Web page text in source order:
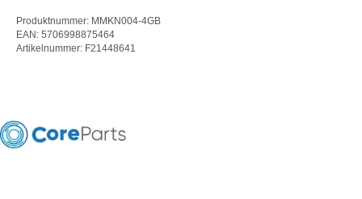
Produktnummer: MMKN004-4GB
EAN: 5706998875464
Artikelnummer: F21448641